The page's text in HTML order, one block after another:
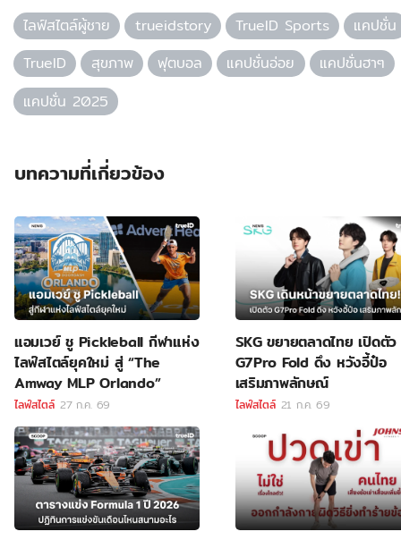
ไลฟ์สไตล์ผู้ชาย trueidstory TrueID Sports
แคปชั่น
TrueID
สุขภาพ ฟุตบอล แคปชั่นอ่อย
แคปชั่นฮาๆ
แคปชั่น 2025
บทความที่เกี่ยวข้อง
แอมเวย์ ชู Pickleball กีฬาแห่ง
ไลฟ์สไตล์ยุคใหม่ สู่ “The
Amway MLP Orlando”
ไลฟ์สไตล์ 27 ก.ค. 69
SKG ขยายตลาดไทย เปิดตัว
G7Pro Fold ดึง หวังอี้ป๋อ
เสริมภาพลักษณ์
ไลฟ์สไตล์ 21 ก.ค. 69